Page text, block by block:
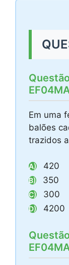
Em uma
balões
trazidos
A) 420
B) 350
C) 300
D) 4200